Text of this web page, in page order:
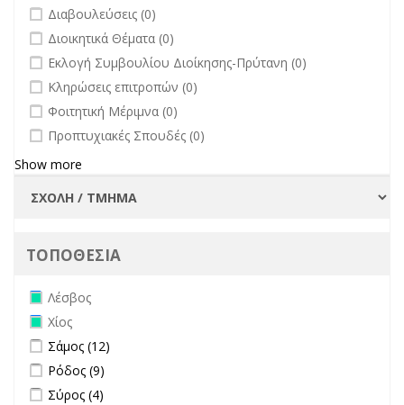
undefined
Διαβουλεύσεις (0)
undefined
Διοικητικά Θέματα (0)
undefined
Εκλογή Συμβουλίου Διοίκησης-Πρύτανη (0)
undefined
Κληρώσεις επιτροπών (0)
undefined
Φοιτητική Μέριμνα (0)
undefined
Προπτυχιακές Σπουδές (0)
Show more
ΤΟΠΟΘΕΣΙΑ
Remove Λέσβος filter
Λέσβος
Remove Χίος filter
Χίος
Apply Σάμος filter
Σάμος (12)
Apply Ρόδος filter
Ρόδος (9)
Apply Σύρος filter
Σύρος (4)